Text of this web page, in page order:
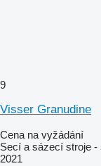
9
Visser Granudine
Cena na vyžádání
Secí a sázecí stroje
2021